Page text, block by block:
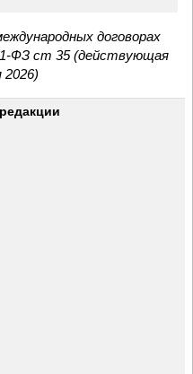
договорах
ФЗ ст 35 (действующая
2026)